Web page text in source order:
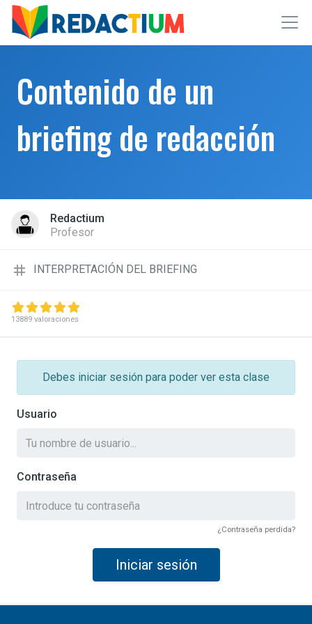
Contenido de un
briefing de redacción
Redactium
Profesor
tag INTERPRETACIÓN DEL BRIEFING
13889 valoraciones
Debes iniciar sesión para poder ver esta clase
Usuario
Contraseña
¿Contraseña perdida?
Iniciar sesión